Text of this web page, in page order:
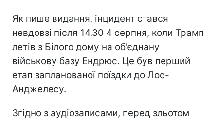
Як пише видання, інцидент стався
невдовзі після 14.30 4 серпня, коли Трамп
летів з Білого дому на об'єднану
військову базу Ендрюс. Це був перший
етап запланованої поїздки до Лос-
Анджелесу.
Згідно з аудіозаписами, перед зльотом